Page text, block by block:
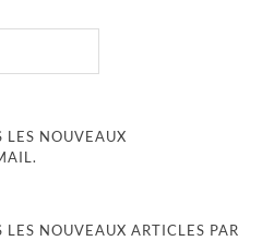
LES NOUVEAUX
NOUVEAUX ARTICLES PAR